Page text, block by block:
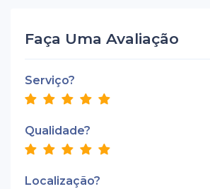
Faça Uma Avaliação
Serviço?
Qualidade?
Localização?